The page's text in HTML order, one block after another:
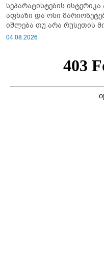
სეპარატისტების
აფხაზი და ოსი
იშლება თუ არა რუსეთის
სისტემა?!
04.08.2026